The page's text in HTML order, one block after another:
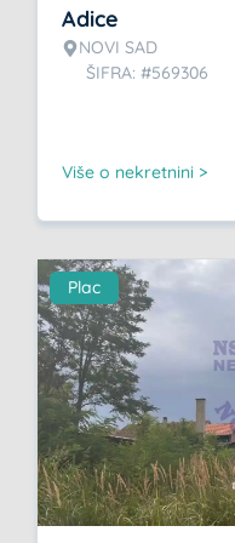
Adice
NOVI SAD
ŠIFRA: #569306
Više o nekretnini >
Plac